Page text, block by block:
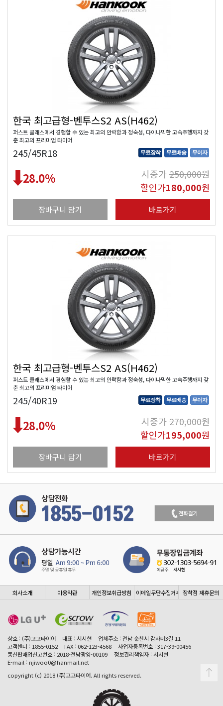
한국 최고급형-벤투스S2 AS(H462)
퍼스트 클래스에서 경험할 수 있는 최고의 안락함과 정숙성, 다이나믹한 고속주행까지 갖
춘 최고의 프리미엄 타이어
245/45R18 무료장착 무료배송 무이자
28.0% 시중가250,000원
할인가180,000원
장바구니 담기 바로가기
한국 최고급형-벤투스S2 AS(H462)
퍼스트 클래스에서 경험할 수 있는 최고의 안락함과 정숙성, 다이나믹한 고속주행까지 갖
춘 최고의 프리미엄 타이어
245/40R19 무료장착 무료배송 무이자
28.0% 시중가270,000원
할인가195,000원
장바구니 담기 바로가기
회사소개 이용약관 개인정보취급방침 이메일무단수집거부 장착점 제휴문의
상호 : (주)고고타이어 대표 : 서시현
업체주소 : 전남 순천시 감사터3길 11
고객센터 : 1855-0152
FAX : 062-123-4568
사업자등록번호 : 317-39-00456
통신판매업신고번호 : 2018-전남광양-00109
정보관리책임자 : 서시현
E-mail : njiwoo0@hanmail.net
copyright (c) 2018 (주)고고타이어. All rights reserved.